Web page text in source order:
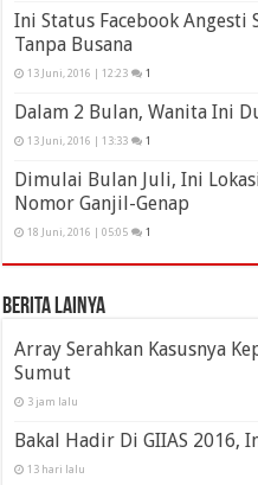
Ini Status Facebook Angesti
Tanpa Busana
13 Juni, 2016 | 12:23 1
Dalam 2 Bulan, Wanita Ini
13 Juni, 2016 | 13:33 1
Dimulai Bulan Juli, Ini
Nomor Ganjil-Genap
18 Juni, 2016 | 05:05 1
Berita Lainya
Array Serahkan Kasusnya
Sumut
3 jam lalu
Bakal Hadir Di GIIAS 2016,
13 hari lalu